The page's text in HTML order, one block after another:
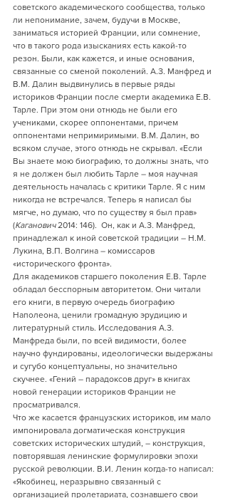
советского академического сообщества, только
ли непонимание, зачем, будучи в Москве,
заниматься историей Франции, или сомнение,
что в такого рода изысканиях есть какой-то
резон. Были, как кажется, и иные основания,
связанные со сменой поколений. А.З. Манфред и
В.М. Далин выдвинулись в первые ряды
историков Франции после смерти академика Е.В.
Тарле. При этом они отнюдь не были его
учениками, скорее оппонентами, причем
оппонентами непримиримыми. В.М. Далин, во
всяком случае, этого отнюдь не скрывал. «Если
Вы знаете мою биографию, то должны знать, что
я не должен был любить Тарле – моя научная
деятельность началась с критики Тарле. Я с ним
никогда не встречался. Теперь я написал бы
мягче, но думаю, что по существу я был прав»
(Каганович 2014: 146).  Он, как и А.З. Манфред,
принадлежал к иной советской традиции – Н.М.
Лукина, В.П. Волгина – комиссаров
«исторического фронта».
Для академиков старшего поколения Е.В. Тарле
обладал бесспорным авторитетом. Они читали
его книги, в первую очередь биографию
Наполеона, ценили громадную эрудицию и
литературный стиль. Исследования А.З.
Манфреда были, по всей видимости, более
научно фундированы, идеологически выдержаны
и сугубо концептуальны, но значительно
скучнее. «Гений – парадоксов друг» в книгах
новой генерации историков Франции не
просматривался.
Что же касается французских историков, им мало
импонировала догматическая конструкция
советских исторических штудий, – конструкция,
повторявшая ленинские формулировки эпохи
русской революции. В.И. Ленин когда-то написал:
«Якобинец, неразрывно связанный с
организацией пролетариата, сознавшего свои